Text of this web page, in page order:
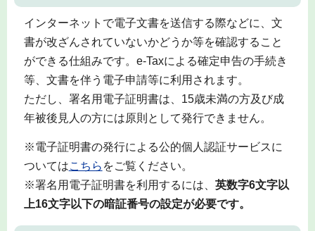
インターネットで電子文書を送信する際などに、文
書が改ざんされていないかどうか等を確認すること
ができる仕組みです。e-Taxによる確定申告の手続き
等、文書を伴う電子申請等に利用されます。
ただし、署名用電子証明書は、15歳未満の方及び成
年被後見人の方には原則として発行できません。
※電子証明書の発行による公的個人認証サービスに
ついてはこちら をご覧ください。
※署名用電子証明書を利用するには、 英数字6文字以
上16文字以下の暗証番号の設定が必要です。